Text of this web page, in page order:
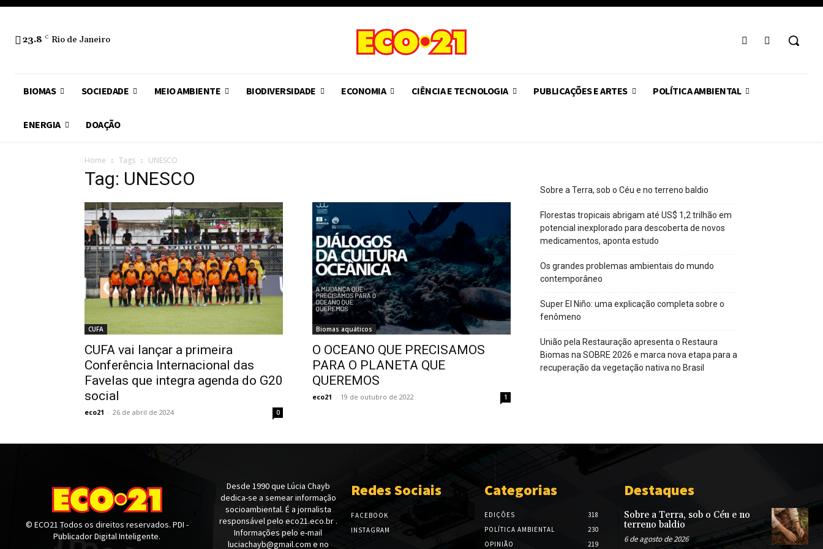
23.8 C Rio de Janeiro
BIOMAS SOCIEDADE MEIO AMBIENTE BIODIVERSIDADE ECONOMIA CIÊNCIA E TECNOLOGIA PUBLICAÇÕES E ARTES POLÍTICA AMBIENTAL
ENERGIA DOAÇÃO
Home Tags UNESCO
Tag: UNESCO
CUFA
CUFA vai lançar a primeira
Conferência Internacional das
Favelas que integra agenda do G20
social
eco21 - 26 de abril de 2024 0
Biomas aquáticos
O OCEANO QUE PRECISAMOS
PARA O PLANETA QUE
QUEREMOS
eco21 - 19 de outubro de 2022 1
Sobre a Terra, sob o Céu e no terreno baldio
Florestas tropicais abrigam até US$ 1,2 trilhão em
potencial inexplorado para descoberta de novos
medicamentos, aponta estudo
Os grandes problemas ambientais do mundo
contemporâneo
Super El Niño: uma explicação completa sobre o
fenômeno
União pela Restauração apresenta o Restaura
Biomas na SOBRE 2026 e marca nova etapa para a
recuperação da vegetação nativa no Brasil
© ECO21 Todos os direitos reservados. PDI -
Publicador Digital Inteligente.
Desde 1990 que Lúcia Chayb
dedica-se a semear informação
socioambiental. É a jornalista
responsável pelo eco21.eco.br .
Informações pelo e-mail
luciachayb@gmail.com e no
Redes Sociais
FACEBOOK
INSTAGRAM
Categorias
EDIÇÕES
318
POLÍTICA AMBIENTAL
230
OPINIÃO
219
Destaques
Sobre a Terra, sob o Céu e no
terreno baldio
6 de agosto de 2026